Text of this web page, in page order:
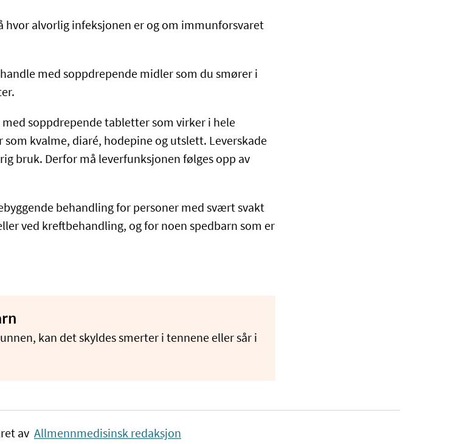
hvor alvorlig infeksjonen er og om immunforsvaret
med soppdrepende midler som du smører i
soppdrepende tabletter som virker i hele
som kvalme, diaré, hodepine og utslett. Leverskade
bruk. Derfor må leverfunksjonen følges opp av
behandling for personer med svært svakt
ved kreftbehandling, og for noen spedbarn som er
kan det skyldes smerter i tennene eller sår i
av Allmennmedisinsk redaksjon